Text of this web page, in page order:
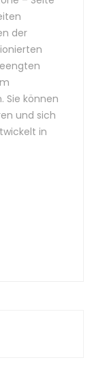
der
Sie können
und sich
in